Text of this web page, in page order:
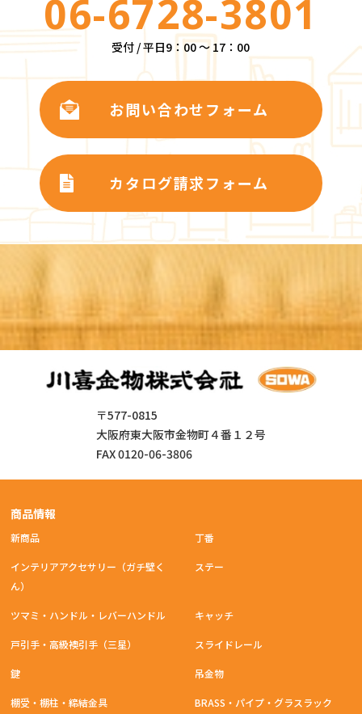
06-6728-3801
受付 / 平日9：00 ～ 17：00
お問い合わせフォーム
カタログ請求フォーム
〒577-0815
大阪府東大阪市金物町４番１２号
FAX 0120-06-3806
商品情報
新商品
インテリアアクセサリー（ガチ壁く
ん）
ツマミ・ハンドル・レバーハンドル
戸引手・高級襖引手（三星）
鍵
丁番
ステー
キャッチ
スライドレール
吊金物
棚受・棚柱・締結金具 BRASS・パイプ・グラスラック